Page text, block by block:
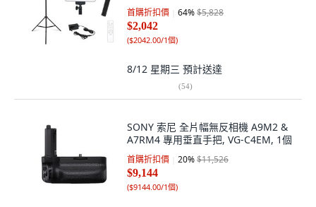
首購折扣價 64%$5,828
$2,042
($2042.00/1個)
8/12 星期三 預計送達
(54)
SONY 索尼 全片幅無反相機 A9M2 &
A7RM4 專用垂直手把, VG-C4EM, 1個
首購折扣價 20%$11,526
$9,144
($9144.00/1個)